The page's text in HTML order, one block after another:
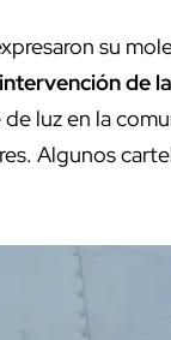
su
intervención de
luz en la
Algunos